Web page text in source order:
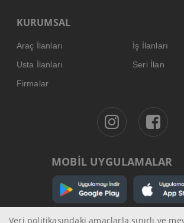
KURUMSAL
Araç İlanları
İş İlanları
Usta İlanları
Seri İlan
Firmalar
MOBİL UYGULAMALAR
Veri politikasındaki amaçlarla sınırlı ve